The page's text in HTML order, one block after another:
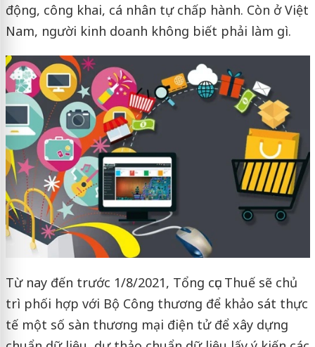
động, công khai, cá nhân tự chấp hành. Còn ở Việt
Nam, người kinh doanh không biết phải làm gì.
Từ nay đến trước 1/8/2021, Tổng cục Thuế sẽ chủ
trì phối hợp với Bộ Công thương để khảo sát thực
tế một số sàn thương mại điện tử để xây dựng